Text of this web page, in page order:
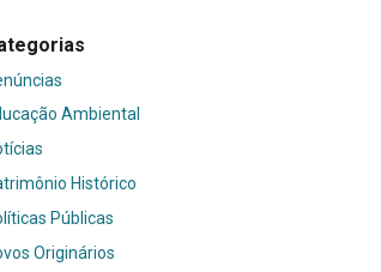
Ambiental
Histórico
Públicas
Originários